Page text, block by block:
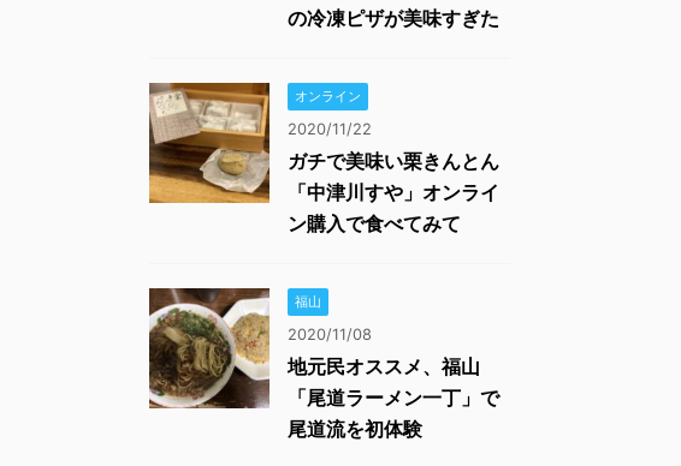
の冷凍ピザが美味すぎた
オンライン
2020/11/22
ガチで美味い栗きんとん
「中津川すや」オンライ
ン購入で食べてみて
福山
2020/11/08
地元民オススメ、福山
「尾道ラーメン一丁」で
尾道流を初体験